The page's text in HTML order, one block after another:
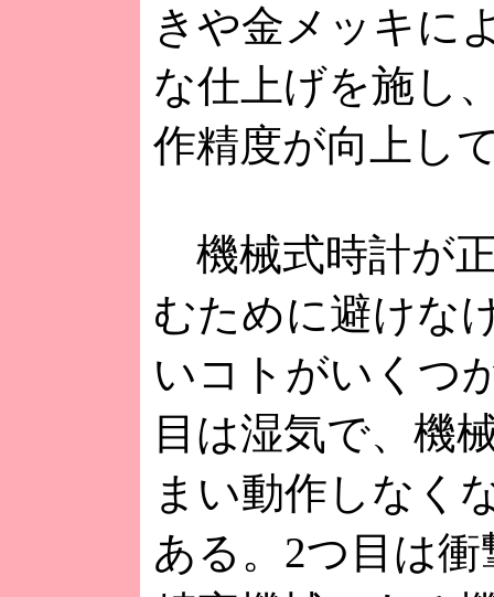
きや金メッキに
な仕上げを施し
作精度が向上し
機械式時計が
むために避けな
いコトがいくつ
目は湿気で、機
まい動作しなく
ある。2つ目は